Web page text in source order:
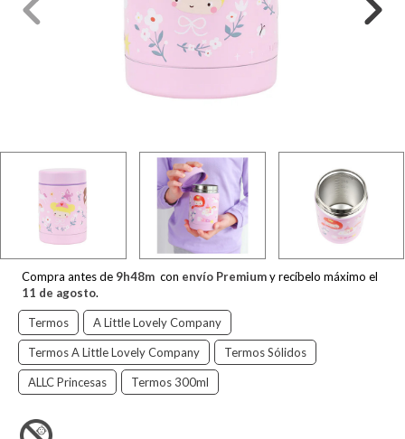
Compra antes de 9h48m con envío Premiumy recíbelo máximo el
11 de agosto.
Termos A Little Lovely Company
Termos A Little Lovely Company Termos Sólidos
ALLC Princesas Termos 300ml